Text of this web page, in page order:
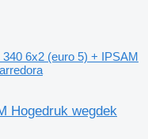
6x2 (euro 5) + IPSAM
Hogedruk wegdek